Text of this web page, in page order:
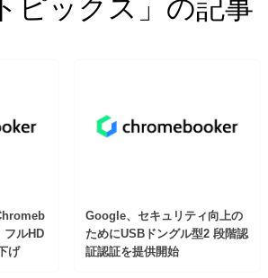
ピックス」の記事
フルHD
げ
Google、セキュリティ向上の
ためにUSBドングル型2 段階認
証認証を提供開始